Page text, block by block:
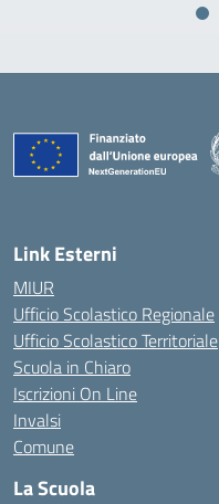
Link Esterni
MIUR
Ufficio Scolastico Regionale
Ufficio Scolastico Territoriale
Scuola in Chiaro
Iscrizioni On Line
Invalsi
Comune
La Scuola